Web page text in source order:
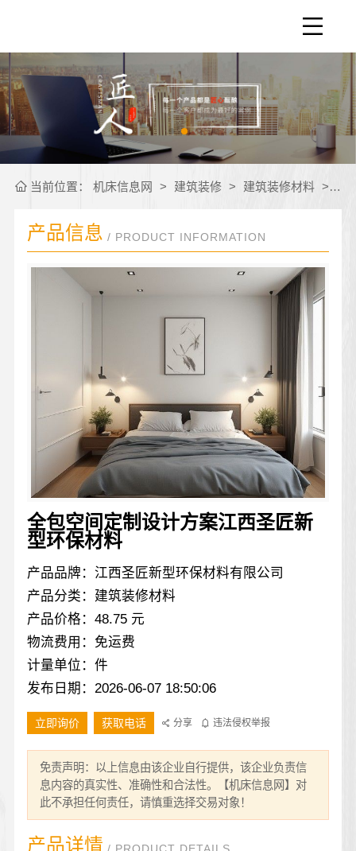
当前位置： 机床信息网 > 建筑装修 > 建筑装修材料 > 公
产品信息 / PRODUCT INFORMATION
全包空间定制设计方案江西圣匠新
型环保材料
产品品牌：江西圣匠新型环保材料有限公司
产品分类：建筑装修材料
产品价格：48.75 元
物流费用：免运费
计量单位：件
发布日期：2026-06-07 18:50:06
立即询价 获取电话 分享 违法侵权举报
免责声明：以上信息由该企业自行提供，该企业负责信
息内容的真实性、准确性和合法性。【机床信息网】对
此不承担任何责任，请慎重选择交易对象！
产品详情